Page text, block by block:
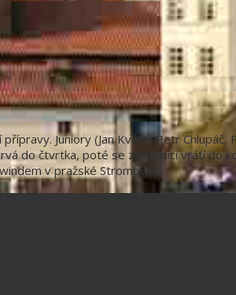
Juniory (Jan Kvěch, Petr Chlupáč,
do čtvrtka, poté se závodníci vrátí do
v pražské Stromovce.